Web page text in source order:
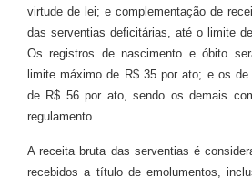
virtude de lei; e complementação de
das serventias deficitárias, até o limite
Os registros de nascimento e óbito
limite máximo de R$ 35 por ato; e os
de R$ 56 por ato, sendo os demais
regulamento.
A receita bruta das serventias é
recebidos a título de emolumentos,